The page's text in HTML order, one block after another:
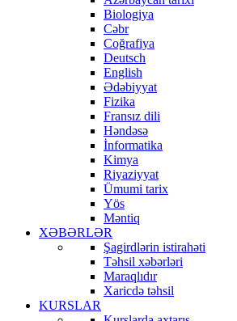
Biologiya
Cəbr
Coğrafiya
Deutsch
English
Ədəbiyyat
Fizika
Fransız dili
Həndəsə
İnformatika
Kimya
Riyaziyyat
Ümumi tarix
Yös
Məntiq
XƏBƏRLƏR
Şagirdlərin istirahəti
Təhsil xəbərləri
Maraqlıdır
Xaricdə təhsil
KURSLAR